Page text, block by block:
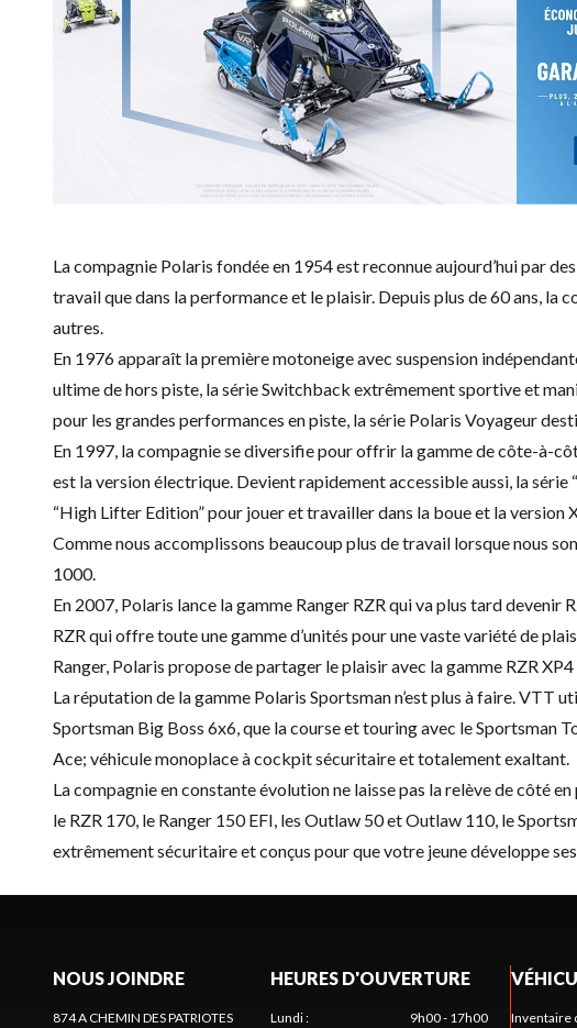
La compagnie Polaris fondée en 1954 est reconnue aujourd’hui par
travail que dans la performance et le plaisir. Depuis plus de 60 ans, la
autres.
En 1976 apparaît la première motoneige avec suspension
ultime de hors piste, la série Switchback extrêmement sportive et
pour les grandes performances en piste, la série Polaris Voyageur
En 1997, la compagnie se diversifie pour offrir la gamme de côte-à-
est la version électrique. Devient rapidement accessible aussi, la série
“High Lifter Edition” pour jouer et travailler dans la boue et la
Comme nous accomplissons beaucoup plus de travail lorsque nous
1000.
En 2007, Polaris lance la gamme Ranger RZR qui va plus tard
RZR qui offre toute une gamme d’unités pour une vaste variété de
Ranger, Polaris propose de partager le plaisir avec la gamme RZR XP4
La réputation de la gamme Polaris Sportsman n’est plus à faire. VTT
Sportsman Big Boss 6x6, que la course et touring avec le Sportsman
Ace; véhicule monoplace à cockpit sécuritaire et totalement exaltant.
La compagnie en constante évolution ne laisse pas la relève de côté
le RZR 170, le Ranger 150 EFI, les Outlaw 50 et Outlaw 110, le
extrêmement sécuritaire et conçus pour que votre jeune développe
NOUS JOINDRE
874 A CHEMIN DES PATRIOTES
HEURES D'OUVERTURE
Lundi: 9h00 - 17h00 Inventaire